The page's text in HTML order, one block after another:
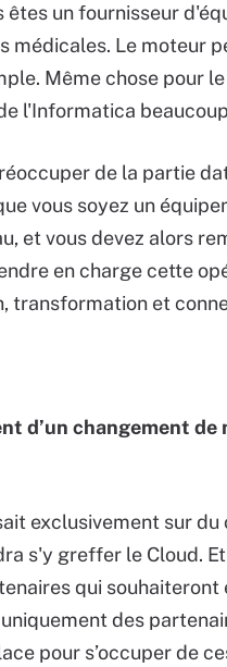
êtes un fournisseur
médicales. Le moteur
Même chose pour
l'Informatica
de la partie
vous soyez un
et vous devez alors
en charge cette
transformation et
d’un changement de
exclusivement sur du
s'y greffer le Cloud.
qui souhaiteront
des
pour s’occuper de